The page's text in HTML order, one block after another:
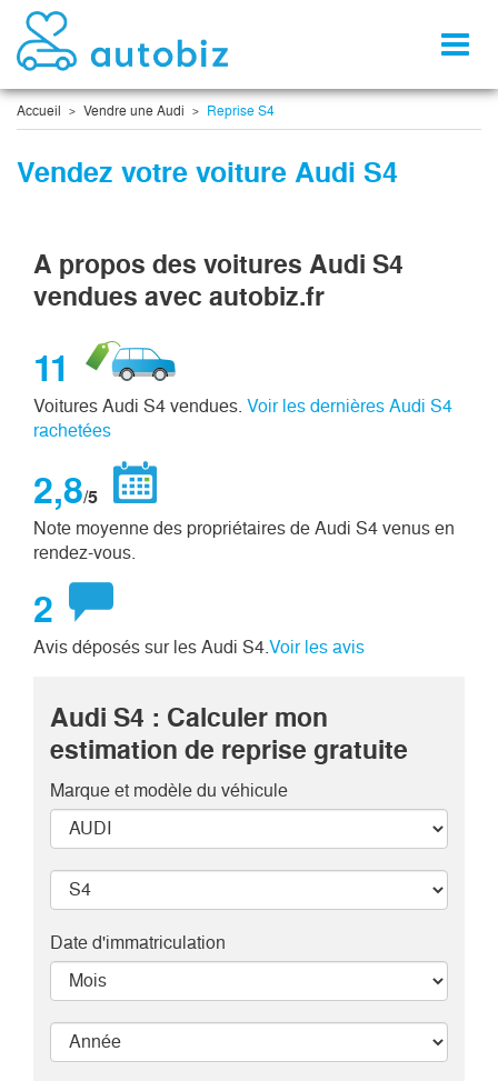
Accueil Vendre une Audi Reprise S4
Vendez votre voiture Audi S4
A propos des voitures Audi S4
vendues avec autobiz.fr
11
Voitures Audi S4 vendues. Voir les dernières Audi S4
rachetées
2,8/5
Note moyenne des propriétaires de Audi S4 venus en
rendez-vous.
2
Avis déposés sur les Audi S4. Voir les avis
Audi S4 : Calculer mon
estimation de reprise gratuite
Marque et modèle du véhicule
Date d'immatriculation